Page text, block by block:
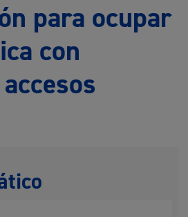
para ocupar
con